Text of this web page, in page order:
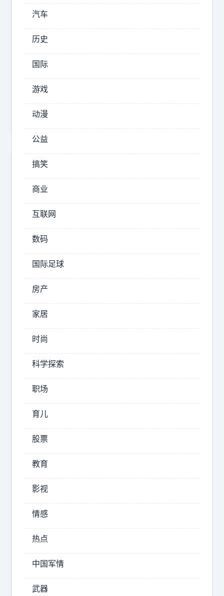
普
对
2025-
03
【
特
普
：
我
对
普
京
总
统
常
失
望
】
当
间
月
2
播
出
的
个
播
客
节
目
中
特
斯
在
芒
在
背
！
怒
了
中
国
，
小
马
科
斯
现
在
是
足
汽车
历史
国际
游戏
动漫
公益
搞笑
商业
互联网
数码
国际足球
房产
家居
时尚
科学探索
职场
育儿
股票
教育
影视
情感
热点
中国军情
武器